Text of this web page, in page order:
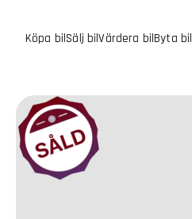
Köpa bilSälj bilVärdera bilByta bil